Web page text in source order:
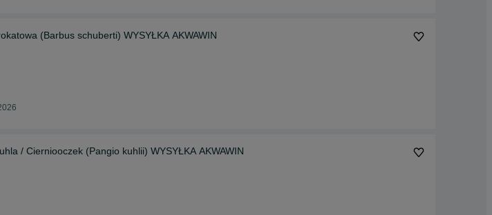
(Barbus schuberti) WYSYŁKA AKWAWIN
/ Cierniooczek (Pangio kuhlii) WYSYŁKA AKWAWIN